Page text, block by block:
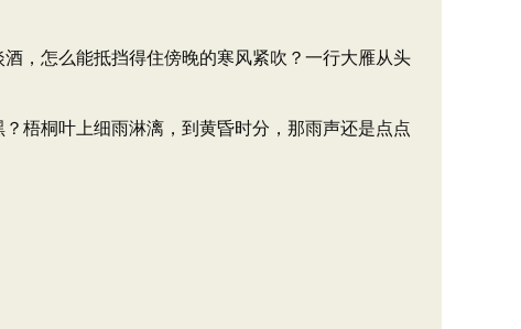
，怎么能抵挡得住傍晚的寒风紧吹？一行大雁从头
梧桐叶上细雨淋漓，到黄昏时分，那雨声还是点点